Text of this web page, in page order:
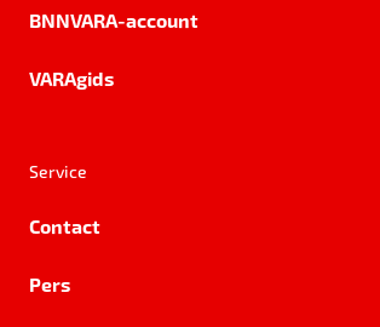
BNNVARA-account
VARAgids
Service
Contact
Pers